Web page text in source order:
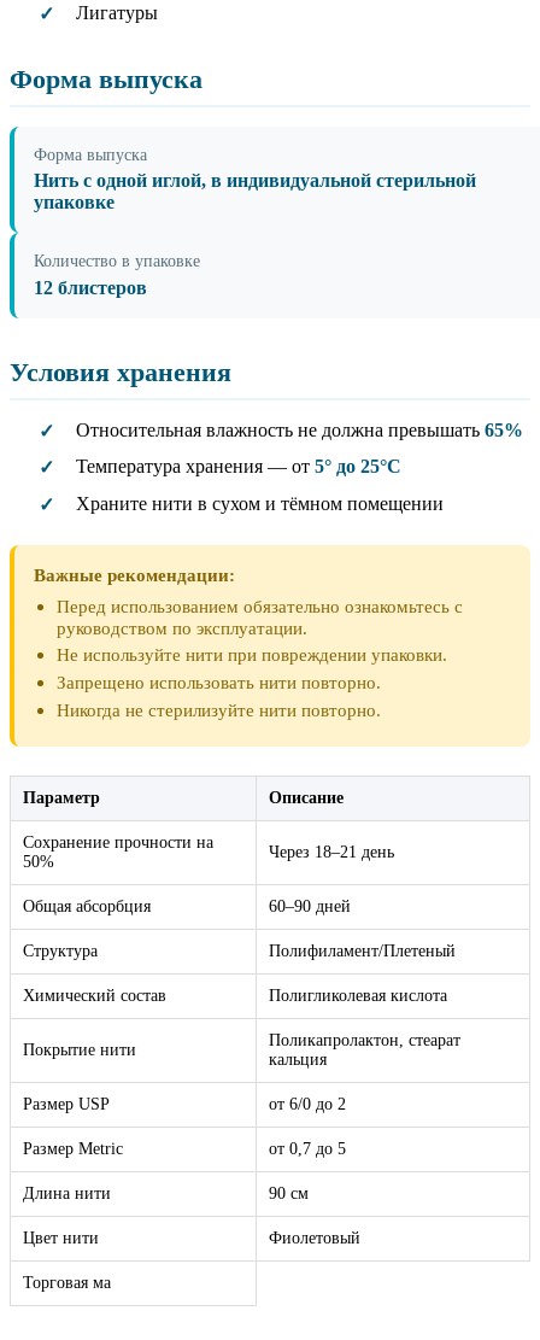
✓
Лигатуры
Форма выпуска
Форма выпуска
Нить с одной иглой, в индивидуальной стерильной
упаковке
Количество в упаковке
12 блистеров
Условия хранения
✓ Относительная влажность не должна превышать65%
✓
Температура хранения — от5° до 25°C
✓
Храните нити в сухом и тёмном помещении
Важные рекомендации:
Перед использованием обязательно ознакомьтесь с
руководством по эксплуатации.
Не используйте нити при повреждении упаковки.
Запрещено использовать нити повторно.
Никогда не стерилизуйте нити повторно.
Параметр Описание
Сохранение прочности на
50%
Через 18–21 день
Общая абсорбция 60–90 дней
Структура Полифиламент/Плетеный
Химический состав Полигликолевая кислота
Покрытие нити
Поликапролактон, стеарат
кальция
Размер USP от 6/0 до 2
Размер Metric от 0,7 до 5
Длина нити 90 см
Цвет нити Фиолетовый
Торговая ма